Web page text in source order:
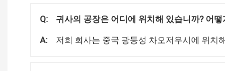
Q:
귀사의 공장은 어디에 위치해 있습니까? 어
A:
저희 회사는 중국 광둥성 차오저우시에 위치